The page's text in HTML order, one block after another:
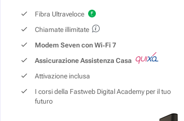
Fibra Ultraveloce
Chiamate illimitate
Modem Seven con Wi‑Fi 7
Assicurazione Assistenza Casa
Attivazione inclusa
I corsi della Fastweb Digital Academy per il tuo
futuro